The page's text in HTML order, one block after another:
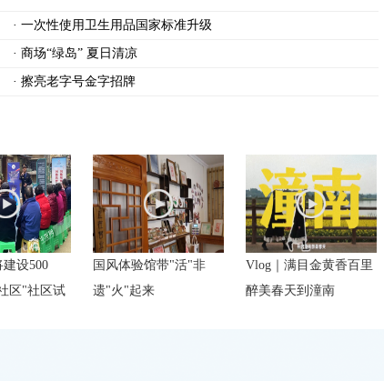
· 一次性使用卫生用品国家标准升级
· 商场“绿岛” 夏日清凉
· 擦亮老字号金字招牌
建设500
区"社区试
国风体验馆带"活"非
遗"火"起来
Vlog｜满目金黄香百里
醉美春天到潼南